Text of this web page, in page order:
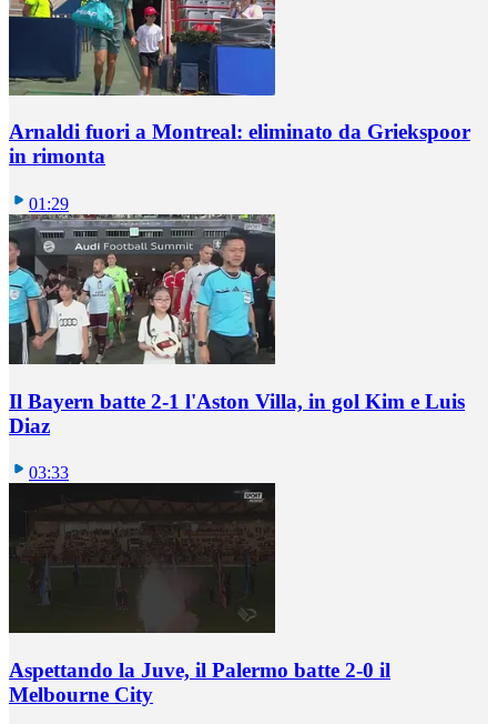
Arnaldi fuori a Montreal: eliminato da Griekspoor
in rimonta
01:29
Il Bayern batte 2-1 l'Aston Villa, in gol Kim e Luis
Diaz
03:33
Aspettando la Juve, il Palermo batte 2-0 il
Melbourne City